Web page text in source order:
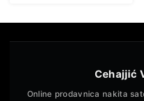
Cehajjić
Online prodavnica nakita